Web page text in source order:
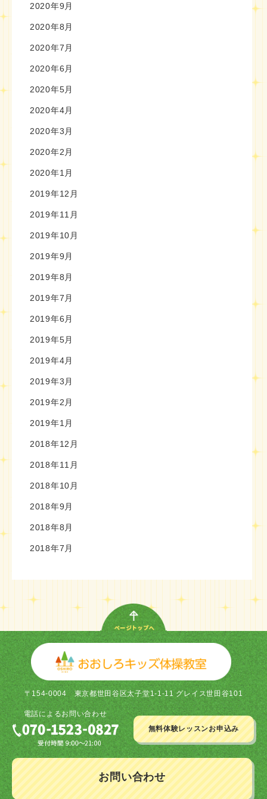
2020年9月
2020年8月
2020年7月
2020年6月
2020年5月
2020年4月
2020年3月
2020年2月
2020年1月
2019年12月
2019年11月
2019年10月
2019年9月
2019年8月
2019年7月
2019年6月
2019年5月
2019年4月
2019年3月
2019年2月
2019年1月
2018年12月
2018年11月
2018年10月
2018年9月
2018年8月
2018年7月
〒154-0004東京都世田谷区太子堂1-1-11 グレイス世田谷101
電話によるお問い合わせ
無料体験レッスンお申込み
お問い合わせ